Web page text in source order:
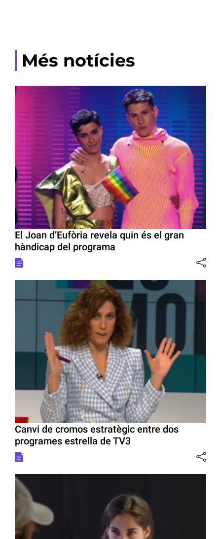
Més notícies
El Joan d’Eufòria revela quin és el gran
hàndicap del programa
Canvi de cromos estratègic entre dos
programes estrella de TV3